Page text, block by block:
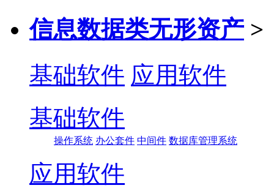
信息数据类无形资产 >
基础软件 应用软件
基础软件
操作系统 办公套件 中间件 数据库管理系统
应用软件